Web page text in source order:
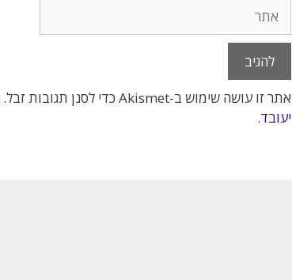
אתר זו עושה שימוש ב-Akismet כדי לסנן תגובות זבל.
יעובד.